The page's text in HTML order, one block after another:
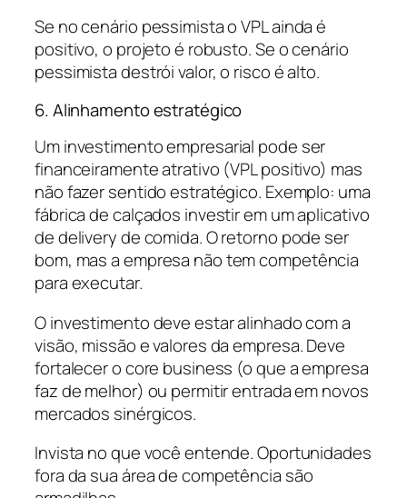
Se no cenário pessimista o VPL ainda é
positivo, o projeto é robusto. Se o cenário
pessimista destrói valor, o risco é alto.
6. Alinhamento estratégico
Um investimento empresarial pode ser
financeiramente atrativo (VPL positivo) mas
não fazer sentido estratégico. Exemplo: uma
fábrica de calçados investir em um aplicativo
de delivery de comida. O retorno pode ser
bom, mas a empresa não tem competência
para executar.
O investimento deve estar alinhado com a
visão, missão e valores da empresa. Deve
fortalecer o core business (o que a empresa
faz de melhor) ou permitir entrada em novos
mercados sinérgicos.
Invista no que você entende. Oportunidades
fora da sua área de competência são